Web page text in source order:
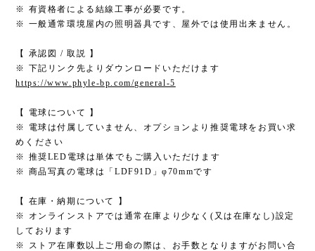
※ 有資格者による結線工事が必要です。
※ 一般通常環境屋内の照明器具です、屋外では使用出来ません。
【 承認図 / 取説 】
※ 下記リンク先よりダウンロードいただけます
https://www.phyle-bp.com/general-5
【 電球について 】
※ 電球は付属していません、オプションより推奨電球をお買い求
めください
※ 推奨LED電球は単体でもご購入いただけます
※ 商品写真の電球は「LDF91D」φ70mmです
【 在庫・納期について 】
※ オンラインストアでは通常在庫より少なく(又は在庫なし)設定
しております
※ ストア在庫数以上ご用命の際は、お手数となりますがお問い合